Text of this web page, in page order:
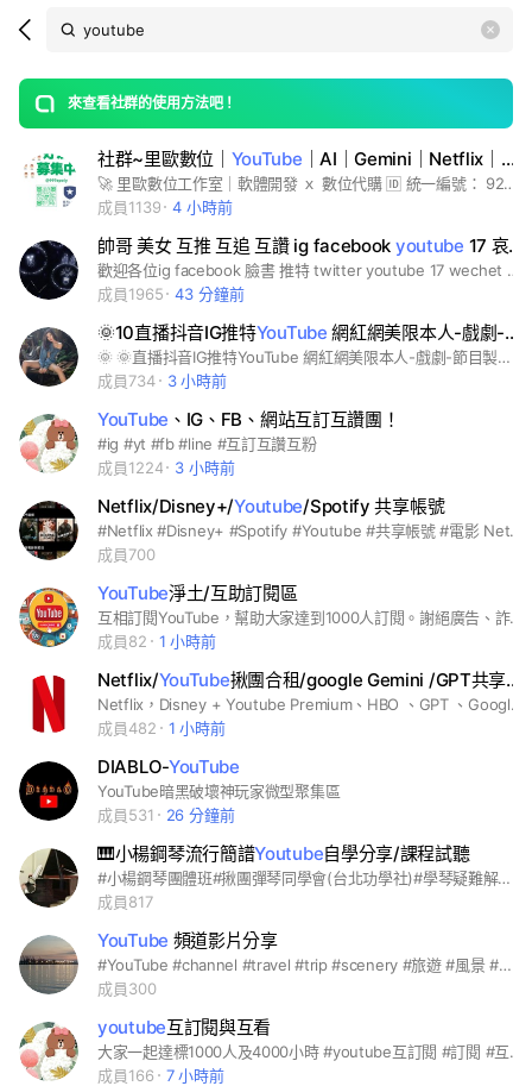
Search
OpenChats
messages
search
area
來查看社群的使用方法吧！
open
社群~里歐數位｜ YouTube ｜AI｜Gemini｜Netflix｜VPN｜HBO｜雲端硬碟｜愛奇藝
🚀 里歐數位工作室｜軟體開發 ｘ 數位代購 🆔 統一編號： 92780539 💬 官方 LINE： @997epoiy（藍盾認證，安全有保障） 🕒 營業時間： 週一至週五 12:30 － 20:30 📍 工作室地址： 新竹市北區經國路二段56號6樓之1 💡 核心服務項目 1. 專業軟體開發與自動化 (Software Development) 客製化開發： 網頁架站、伺服器架設、程式設計。 AI 與影像辨識： OpenCV 視覺處理、AOI 瑕疵檢測、專業外包與專案報價。 自動化流程： n8n 自動化部署、LINE Bot 機器人開發（藍盾認證）。 2. 全方位數位代購與跨區合租 (Digital Agency & Wholesale) 影音娛樂： YouTube Premium (YTP)、Netflix、Disney+、Max (HBO)。 AI 助理工具： ChatGPT (GPT)、Claude、Gemini (Google AI)、Grok (Super Grok)。 大容量雲端： Google One (5TB / 30TB 共享與家庭方案)。 網路資安與 VPN： Surfshark、NordVPN、CyberGhost、快帆、穿梭 (Transocks)｜支援混淆伺服器、IKEv2 跨區翻牆。 語言學習： Speak AI、Elsa Speak。 3. 商業與影像設計 (Design & Marketing) 商業圖標 (Logo) 設計、商業設計、影像視覺處理。 🌟 我們的優勢與通路 「穩定、安全、有保障！」 適合竹科、台元科技園區工程師、創業夥伴及揪團合租族群。提供全面保固與售後服務，拒絕來路不明的水貨，合法刷卡代購。 各大通路皆可服務： 蝦皮購物、露天拍賣、8591 寶物交易、LINE 官方社群。 好康活動： 敬請關注官方 LINE，不定時舉辦免費抽獎、揪團合租與數位批發優惠！
成員1139
4 小時前
帥哥 美女 互推 互追 互讚 ig facebook youtube 17 哀居 推特 臉書 油管
歡迎各位ig facebook 臉書 推特 twitter youtube 17 wechet 微博 微信 或各直播主來這互讚 互推 互追 互相宣傳哦！ 嚴禁賣股票 傳銷 東西的廣告文 只可以貼自己的粉絲專頁網址☺ 麻煩各位在自己名字上直接改成ig或臉書帳號 謝謝 #美女#帥哥#ig#face book#youtube#twitter#17#line#wechet#微博#微信#哀居#臉書#油管#推特#金剛#鬥魚#porn#傳說對决#hub#apple#蘋果#可口可樂#可樂#雪碧#氣水#麥當勞#肯德雞#kfc#台灣#美國#日本#廣告#互推#互讚#互追#人數#人氣#名氣#讚助#電競#遊戲#快樂#開心#自由#學校#社會#地球#宇宙#大自然#漫畫#美少女#警察#律師#醫生#校長#騷貨#絲襪#手套#胸罩#乳溝#同性#第三#第一#第二#電腦#電視#媒體#筆電#電風#電燈#冷氣#超商#靠北#靠南#互助#聯盟#幫會#幫派#失戀#戀愛#日本#中國#大陸#上海#北京#南京#東京#气車#機車#飛機#改裝#宅宅#潮潮#小姐姐#小哥哥#好哦#白癡#笨蛋#文學#國考#銀行#考試#英文#日文#韓文#廣東#香港#手機#哀鳳#手遊#遊戲#日記#白嫖#破解#正版#av#盜版#法律#醫院
成員1965
43 分鐘前
🌞10直播抖音IG推特YouTube 網紅網美限本人-戲劇-節目製作 電影製作製作人 藝人 歌手
🌞 🌞直播抖音IG推特YouTube 網紅網美限本人-戲劇-節目製作 電影製作製作人 藝人 歌手 廣告設計 企劃宣傳 活動策劃 行銷公司Line社群關鍵字美女圖純分享+聊天的地方 傳勿露點圖及影片 可愛/明星/天然/姿色/絕世/桃花/仙女/仙子/高職/高中/大學/美麗/美人/可口/絕色/絕美/攝影/美圖/欣賞/圖片/影片/美麗/整形/絲襪/美腿/專業/外拍/自拍/顏質/自拍手工/福利/美圖/美景/攝影師/麻豆/模特兒/顏質/化妝/美顏/拍攝/技巧/造型/網紅/明星/韓流/韓系/手機/拍片/流行/時尚/潮流/韓星/綜藝/韓國/誘惑/絲襪/交友/聊天/打屁/高中生/大學生/交流/網美/女神/優質/女生/模特兒/開團/打卡/秘境/顏質/腳趾/分享/修圖/熱門/景點/model/展場小姐/名模/車展小姐/團購/工程師/鬼滅/愛好/毛孩/疫情/彩妝/橘貓/讀書會/學習/旅行/飯店/旅館/直播/直播主/手機/蘋果/校友/動森/動物森友會/公仔/代購/團購/中華職棒/中職/日本職棒/日職/分享/俱樂部/吃貨/副食品/減肥/美食/追劇/股票/米其林/追劇/股票/股市/台積電/面試/健身/人力/找工作/coin master/netflix/環島/存錢/親子/按摩/vip/筆記/談心/交友/情報/新手/同好/愛好/自行車/單車/潛水/露營/登山/釣魚/NBA/健身/籃球/棒球/MLB/足球/兔子/毛孩/貓咪/柴犬/貴賓/傳說對決/薑餅人王國/手遊/遊戲討論/球鞋/極品/精品/美甲/服飾/彩妝/保養/進擊的巨人/排球少年/海賊王/公仔/腳色/webtoon/甜點/美食/銅板美食/吃貨/米其林/民宿/環島/景點/民宿/景點/追劇/日劇/韓劇/美劇/家長/功課/校友/社團/筆記/老師/大學/高中/好市多/老師/知識/工程師/前端/手機/家電心事/愛情/交心談心/研究所/育兒/親子/童裝/新手/媽咪/新手媽咪/轉學/求職/求學/面試/外送/上班族/房市/理財/信用卡/存錢/門市/創業/同業/團購/夥伴/大小事資訊/雙北/台北/台北市/台北人/新北/新北市/新北人/基隆/基隆市/基隆人/桃園/桃園市/桃園人/中壢/中壢人/內壢/內壢人/宜蘭/宜蘭市/宜蘭人/花蓮/花蓮市/花蓮人/花東/台東/台東市/台東人/新竹/新竹市
成員734
3 小時前
YouTube 、IG、FB、網站互訂互讚團！
#ig #yt #fb #line #互訂互讚互粉
成員1224
3 小時前
Netflix/Disney+/Youtube/Spotify 共享帳號
#Netflix #Disney+ #Spotify #Youtube #共享帳號 #電影 Netflix/Disney+/Youtube/Spotify 共享帳號
成員700
YouTube淨土/互助訂閱區
互相訂閱YouTube，幫助大家達到1000人訂閱。謝絕廣告、詐騙，內有過濾機制。 #youtube #互相訂閱 #分享 #頻道成長 #影片推廣
成員82
1 小時前
Netflix/YouTube揪團合租/google Gemini /GPT共享帳號&好物分享
Netflix，Disney + Youtube Premium、HBO 、GPT 、Google Gemini合租群組，請找版主，最划算的數位訂閱共享服務。讓您用最少的預算，享受最完整的數位生活。 Netflix、YouTube Premium、Disney+、HBO 🤖 人工智慧：ChatGPT Plus (GPT-4) 、google Gemini共享/獨享方案。 📦 生活選物：不定期分享實測好物、團購美食，優質生活不踩雷。 #Netflix #YouTubePremium #GPT4 #google Gemini #Disney+ #HBO #揪團 #分享 #共享 #合租
成員482
1 小時前
DIABLO-YouTube
YouTube暗黑破壞神玩家微型聚集區
成員531
26 分鐘前
🎹小楊鋼琴流行簡譜Youtube自學分享/課程試聽
#小楊鋼琴團體班#揪團彈琴同學會(台北功學社)#學琴疑難解答#成人鋼琴#爵士鋼琴#流行鋼琴#樂譜簡譜#新北學鋼琴#線上學鋼琴
成員817
YouTube 頻道影片分享
#YouTube #channel #travel #trip #scenery #旅遊 #風景 #頻道 #影片 #分享
成員300
youtube互訂閱與互看
大家一起達標1000人及4000小時 #youtube互訂閱 #訂閱 #互看影片 #互訂 #換訂 #youtube
成員166
7 小時前